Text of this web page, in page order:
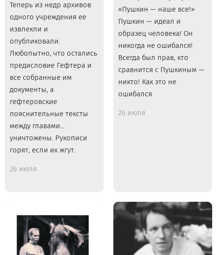
Теперь из недр архивов
одного учреждения ее
извлекли и
опубликовали.
Любопытно, что остались
предисловие Гефтера и
все собранные им
документы, а
гефтеровские
пояснительные тексты
между главами…
уничтожены. Рукописи
горят, если их жгут.
26 июля
«Пушкин — наше все!»
Пушкин — идеал и
образец человека! Он
никогда не ошибался!
Всегда был прав, кто
сравнится с Пушкиным —
никто! Как это не
ошибался
26 июля